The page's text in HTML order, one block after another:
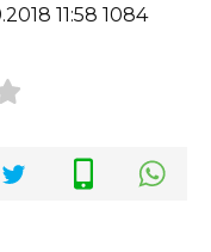
11:58 1084